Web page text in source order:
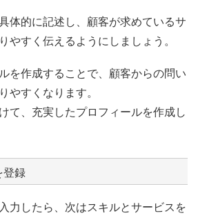
体的に記述し、顧客が求めているサ
やすく伝えるようにしましょう。
を作成することで、顧客からの問い
やすくなります。
て、充実したプロフィールを作成し
登録
力したら、次はスキルとサービスを